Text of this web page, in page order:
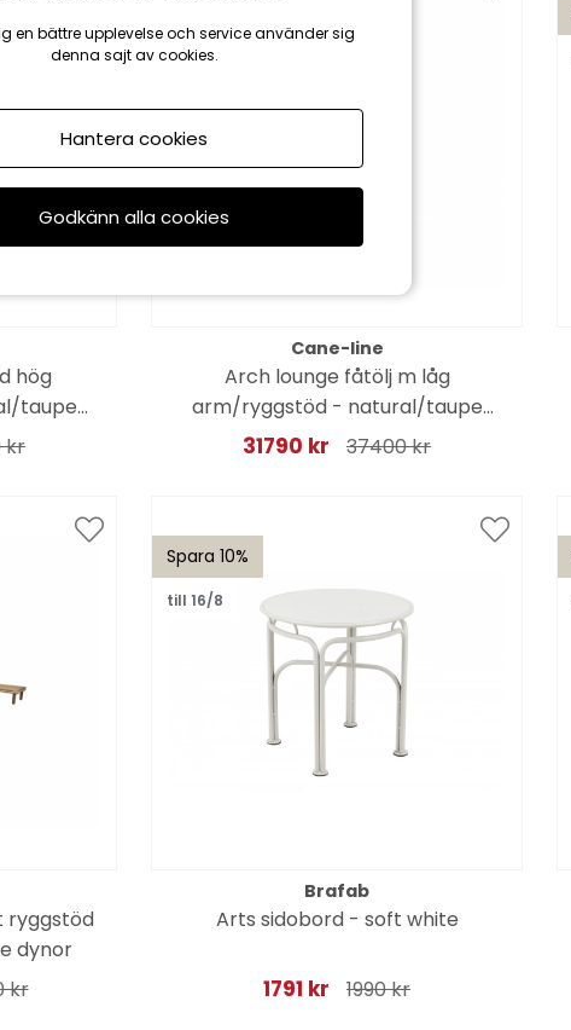
hög
taupe
kr
till 16/8
Cane-line
Arch lounge fåtölj m låg
arm/ryggstöd - natural/taupe
dynor
31790 kr 37400 kr
ryggstöd
dynor
kr
Spara 10%
till 16/8
Brafab
Arts sidobord - soft white
1791 kr 1990 kr
en bättre upplevelse och service använder sig
denna sajt av cookies.
Hantera cookies
Godkänn alla cookies